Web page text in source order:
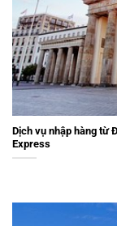
Dịch vụ nhập hàng từ
Express